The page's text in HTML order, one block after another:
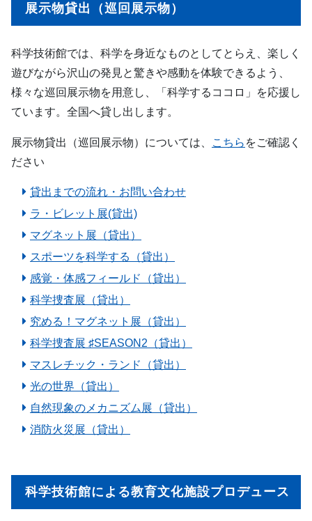
展示物貸出（巡回展示物）
科学技術館では、科学を身近なものとしてとらえ、楽しく
遊びながら沢山の発見と驚きや感動を体験できるよう、
様々な巡回展示物を用意し、「科学するココロ」を応援し
ています。全国へ貸し出します。
展示物貸出（巡回展示物）については、 こちら をご確認く
ださい
貸出までの流れ・お問い合わせ
ラ・ビレット展(貸出)
マグネット展（貸出）
スポーツを科学する（貸出）
感覚・体感フィールド（貸出）
科学捜査展（貸出）
究める！マグネット展（貸出）
科学捜査展 ♯SEASON2（貸出）
マスレチック・ランド（貸出）
光の世界（貸出）
自然現象のメカニズム展（貸出）
消防火災展（貸出）
科学技術館による教育文化施設プロデュース